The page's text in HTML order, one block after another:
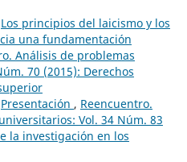
Los principios del laicismo y los
una fundamentación
Análisis de problemas
70 (2015): Derechos
Presentación , Reencuentro.
Vol. 34 Núm. 83
la investigación en los